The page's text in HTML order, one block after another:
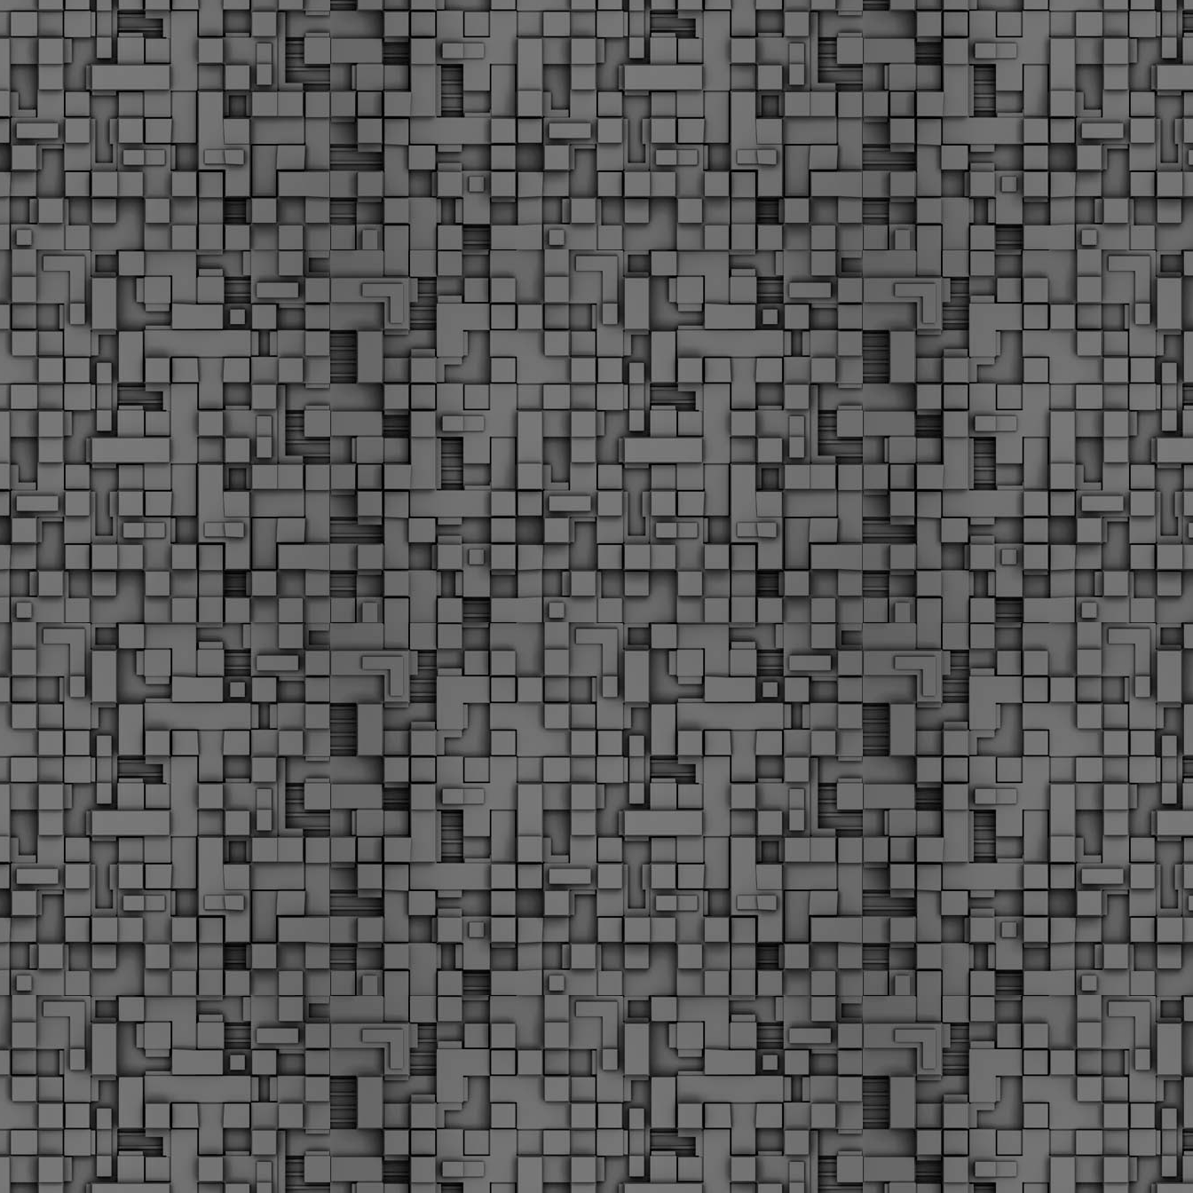
σε δήμους της χώρας. Το Dimastin, αναζητεί σχετικό
φωτογραφικό υλικό στο διαδίκτυο και σας το παρουσιάζει σε
αυτή την ανάρτηση. Επίσης, σας καλούμε, αν διαπιστώσετε ότι
μας έχουν "ξεφύγει" ορκωμοσίες, μπορείτε να στέλνετε το
φωτογραφικό τους υλικό στο dimasthes@gmail.gr ώστε να το
δημοσιεύουμε εδώ, άμεσα.
MAR
Θεσσαλονίκη: Ορκίστηκαν οι 75 νέοι δημοτικοί
αστυνομικοί – Τι τους ζήτησε ο Αγγελούδης
Ενισχύεται το έργο της δημοτικής αστυνομίας στο δήμο
Θεσσαλονίκης καθώς το πρωί της Τετάρτης 18 Μαρτίου
ορκίστηκαν οι 75 νέοι δημοτικοί αστυνομικοί.
«Με αυτούς, σε λίγους μήνες αποκτά ένα ισχυρό σώμα η
δημοτική αστυνομία. Θα είναι πιο κοντά στον πολίτη. Είχα την
ευκαιρία να είμαι σήμερα στην ορκωμοσία τους.
MAR
Ξεκίνησαν εδώ και μια εβδομάδα οι αφίξεις των
νεοπροσληφθέντων Δημοτικών Αστυνομικών στους
δήμους και οι ορκωμοσίες τους - Πλήρες
Μεγάλες μέρες ζει ο "οργανισμός" της Δημοτικής Αστυνομίας!
Να θυμίσουμε ότι κανονικές προσλήψεις στην Δημοτική
Αστυνομία έχουν να γίνουν από το 2010. Δεκαέξι ολόκληρα
χρόνια! Και βέβαια, ακόμη και με αυτές τις προσλήψεις, δεν
φτάνουμε ούτε τα 2/3 των Δημοτικών Αστυνομικών που
υπηρετούσαν το 2013 προ της κατάργησης της υπηρεσίας με
απόφαση του σημερινού πρωθυπουργού Κυριάκου Μητσοτάκη. Ας
είναι...
2
Δημοτική Αστυνομία Θεσσαλονίκης: Διμηνιαίος
απολογισμός ελέγχων τήρησης νομοθεσίας
Τον απολογισμό των δράσεων ελέγχου για τα ζώα συντροφιάς
κατά το δίμηνο Ιανουαρίου – Φεβρουαρίου 2026 παρουσιάζει η
Δημοτική Αστυνομία Θεσσαλονίκης, με στόχο την προστασία των
ζώων και την ομαλή συμβίωση στην πόλη.
FEB
18
ΣτΕ: Οριστική απόρριψη της επαναφοράς του 13ου
και 14ου μισθού για τους δημοσίους υπαλλήλους
Με την απόφαση αυτή, το ΣτΕ απορρίπτει οριστικά τις
αξιώσεις των δημοσίων υπαλλήλων για επαναφορά των
δώρων, επικυρώνοντας την τρέχουσα κατάσταση παρά τις
αντιδράσεις της ΑΔΕΔΥ
Το ΣτΕ απέρριψε οριστικά την προσφυγή της ΑΔΕΔΥ και ενός
εκπαιδευτικού για την επαναφορά των δώρων Χριστουγέννων,
Πάσχα και θερινής άδειας (13ος και 14ος μισθός) στους
εργαζόμενους του δημόσιου τομέα, κλείνοντας μια μακρά
διαμάχη δεκαετιών που αφορούσε τις μνημονιακές περικοπές.
Γνωστοποίηση έκδοσης οριστικών αποτελεσμάτων –
Παροχή οδηγιών.
► Δείτε/κατεβάστε την πολυαναμενόμενη εγκύκλιο του Υπ.
FEB
1
Με διαρροή 2 μέρες πριν την στάση εργασίας
ενημερώνει το ΣτΕ για την απόρριψη της επαναφοράς